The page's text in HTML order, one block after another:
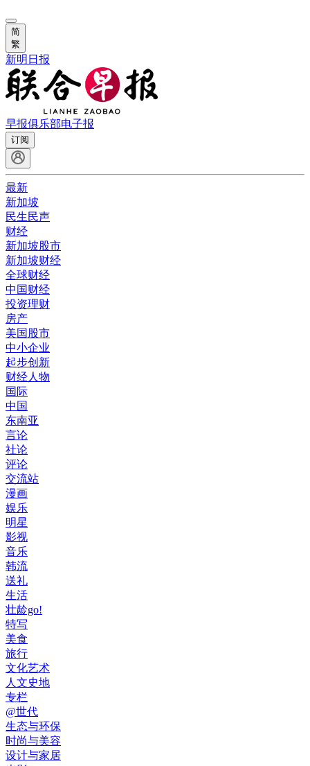
简
繁
新明日报
早报俱乐部电子报
订阅
最新
新加坡
民生民声
财经
新加坡股市
新加坡财经
全球财经
中国财经
投资理财
房产
美国股市
中小企业
起步创新
财经人物
国际
中国
东南亚
言论
社论
评论
交流站
漫画
娱乐
明星
影视
音乐
韩流
送礼
生活
壮龄go!
特写
美食
旅行
文化艺术
人文史地
专栏
@世代
生态与环保
时尚与美容
设计与家居